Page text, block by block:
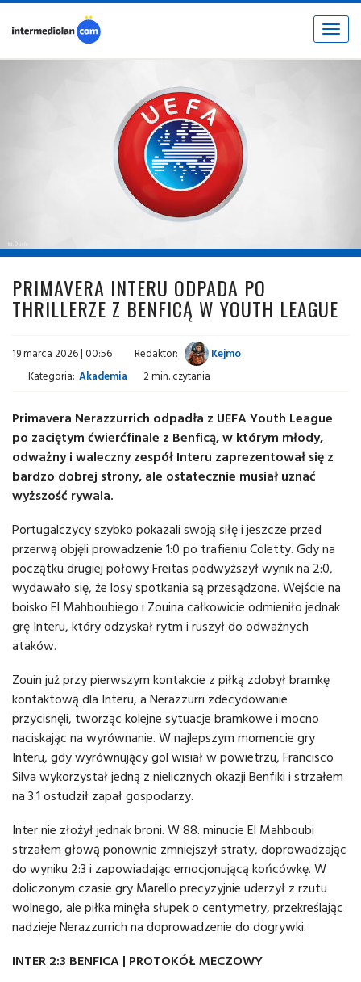
Toggle
PRIMAVERA INTERU ODPADA PO
THRILLERZE Z BENFICĄ W YOUTH LEAGUE
19 marca 2026 | 00:56 Redaktor:
Kejmo
Kategoria: Akademia 2 min. czytania
Primavera Nerazzurrich odpadła z UEFA Youth League
po zaciętym ćwierćfinale z Benficą, w którym młody,
odważny i waleczny zespół Interu zaprezentował się z
bardzo dobrej strony, ale ostatecznie musiał uznać
wyższość rywala.
Portugalczycy szybko pokazali swoją siłę i jeszcze przed
przerwą objęli prowadzenie 1:0 po trafieniu Coletty. Gdy na
początku drugiej połowy Freitas podwyższył wynik na 2:0,
wydawało się, że losy spotkania są przesądzone. Wejście na
boisko El Mahboubiego i Zouina całkowicie odmieniło jednak
grę Interu, który odzyskał rytm i ruszył do odważnych
ataków.
Zouin już przy pierwszym kontakcie z piłką zdobył bramkę
kontaktową dla Interu, a Nerazzurri zdecydowanie
przycisnęli, tworząc kolejne sytuacje bramkowe i mocno
naciskając na wyrównanie. W najlepszym momencie gry
Interu, gdy wyrównujący gol wisiał w powietrzu, Francisco
Silva wykorzystał jedną z nielicznych okazji Benfiki i strzałem
na 3:1 ostudził zapał gospodarzy.
Inter nie złożył jednak broni. W 88. minucie El Mahboubi
strzałem głową ponownie zmniejszył straty, doprowadzając
do wyniku 2:3 i zapowiadając emocjonującą końcówkę. W
doliczonym czasie gry Marello precyzyjnie uderzył z rzutu
wolnego, ale piłka minęła słupek o centymetry, przekreślając
nadzieje Nerazzurrich na doprowadzenie do dogrywki.
INTER 2:3 BENFICA | PROTOKÓŁ MECZOWY